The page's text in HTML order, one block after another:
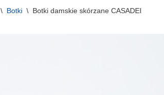
\ Botki \ Botki damskie skórzane CASADEI